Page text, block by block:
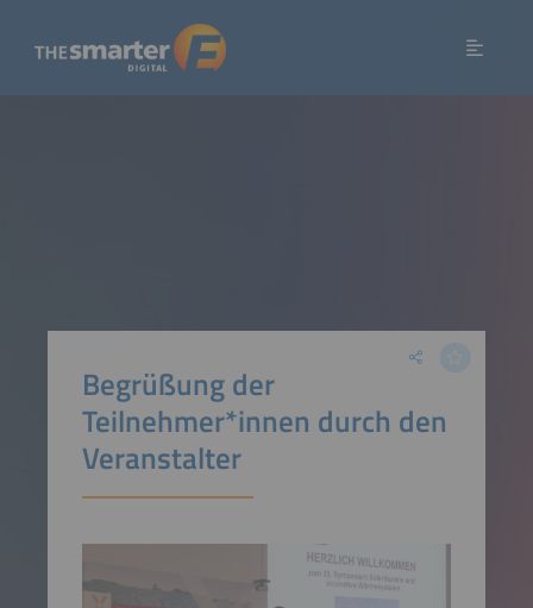
Begrüßung der
Teilnehmer*innen durch den
Veranstalter